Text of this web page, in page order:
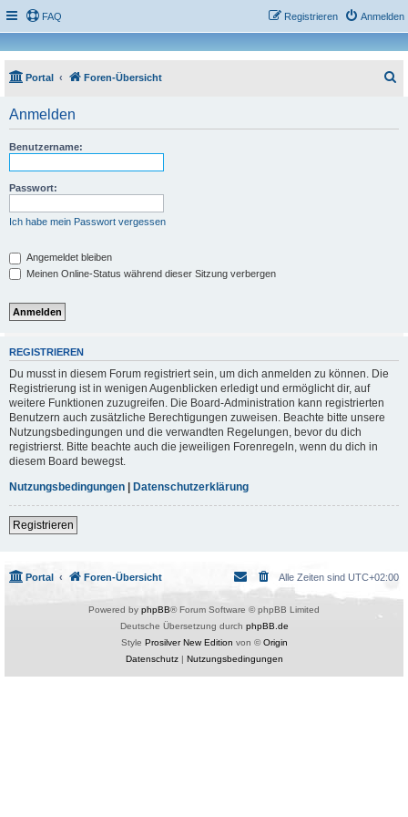
FAQ Anmelden
Registrieren
Portal Foren-Übersicht
Anmelden
Benutzername:
Passwort:
Ich habe mein Passwort vergessen
Angemeldet bleiben
Meinen Online-Status während dieser Sitzung verbergen
REGISTRIEREN
Du musst in diesem Forum registriert sein, um dich anmelden zu können. Die
Registrierung ist in wenigen Augenblicken erledigt und ermöglicht dir, auf
weitere Funktionen zuzugreifen. Die Board-Administration kann registrierten
Benutzern auch zusätzliche Berechtigungen zuweisen. Beachte bitte unsere
Nutzungsbedingungen und die verwandten Regelungen, bevor du dich
registrierst. Bitte beachte auch die jeweiligen Forenregeln, wenn du dich in
diesem Board bewegst.
Nutzungsbedingungen | Datenschutzerklärung
Registrieren
Portal Foren-Übersicht Alle Zeiten sind UTC+02:00
Powered by phpBB® Forum Software © phpBB Limited
Deutsche Übersetzung durch phpBB.de
Style Prosilver New Edition von ©Origin
Datenschutz| Nutzungsbedingungen